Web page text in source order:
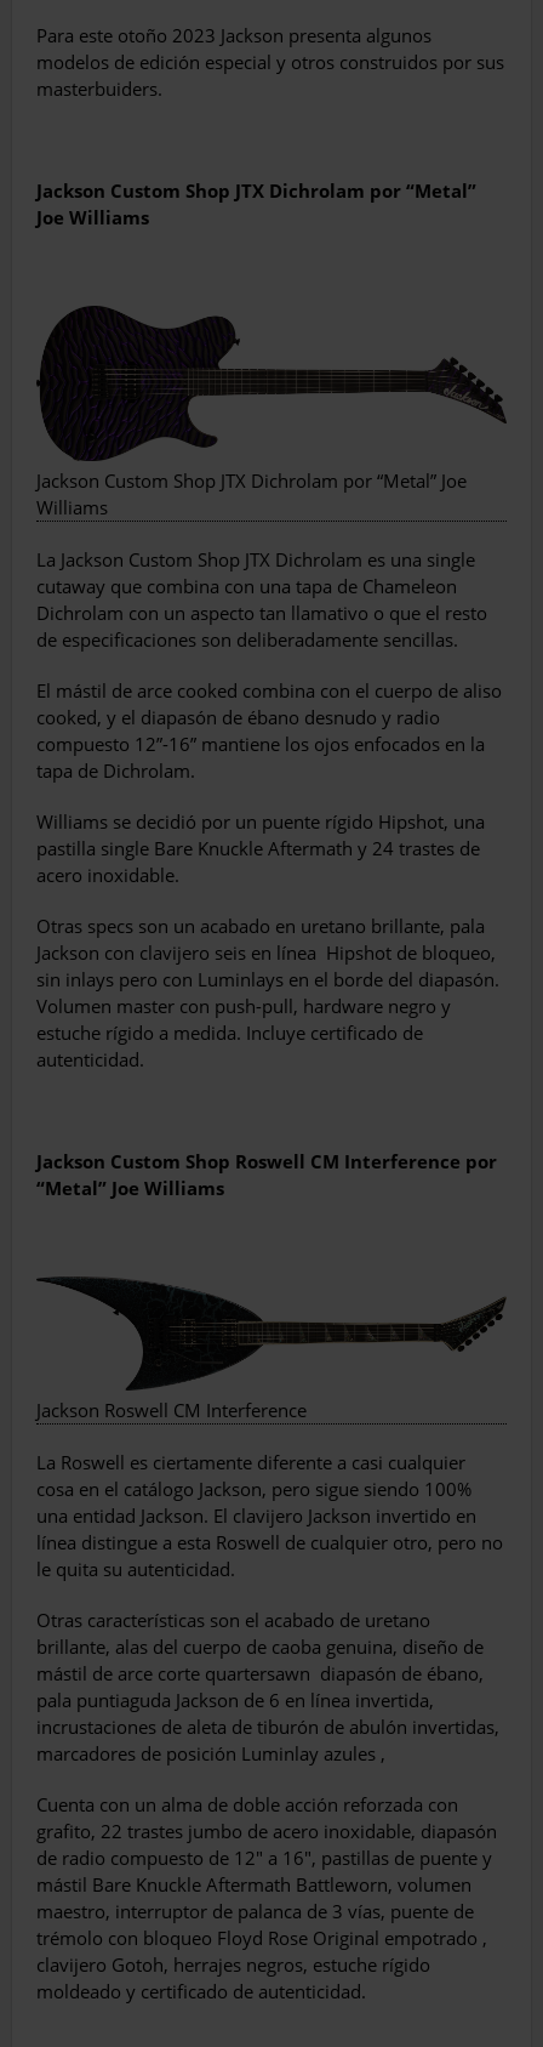
Para este otoño 2023 Jackson presenta algunos
modelos de edición especial y otros construidos por sus
masterbuiders.
Jackson Custom Shop JTX Dichrolam por “Metal”
Joe Williams
Jackson Custom Shop JTX Dichrolam por “Metal” Joe
Williams
La Jackson Custom Shop JTX Dichrolam es una single
cutaway que combina con una tapa de Chameleon
Dichrolam con un aspecto tan llamativo o que el resto
de especificaciones son deliberadamente sencillas.
El mástil de arce cooked combina con el cuerpo de aliso
cooked, y el diapasón de ébano desnudo y radio
compuesto 12”-16” mantiene los ojos enfocados en la
tapa de Dichrolam.
Williams se decidió por un puente rígido Hipshot, una
pastilla single Bare Knuckle Aftermath y 24 trastes de
acero inoxidable.
Otras specs son un acabado en uretano brillante, pala
Jackson con clavijero seis en línea Hipshot de bloqueo,
sin inlays pero con Luminlays en el borde del diapasón.
Volumen master con push-pull, hardware negro y
estuche rígido a medida. Incluye certificado de
autenticidad.
Jackson Custom Shop Roswell CM Interference por
“Metal” Joe Williams
Jackson Roswell CM Interference
La Roswell es ciertamente diferente a casi cualquier
cosa en el catálogo Jackson, pero sigue siendo 100%
una entidad Jackson. El clavijero Jackson invertido en
línea distingue a esta Roswell de cualquier otro, pero no
le quita su autenticidad.
Otras características son el acabado de uretano
brillante, alas del cuerpo de caoba genuina, diseño de
mástil de arce corte quartersawn diapasón de ébano,
pala puntiaguda Jackson de 6 en línea invertida,
incrustaciones de aleta de tiburón de abulón invertidas,
marcadores de posición Luminlay azules ,
Cuenta con un alma de doble acción reforzada con
grafito, 22 trastes jumbo de acero inoxidable, diapasón
de radio compuesto de 12″ a 16″, pastillas de puente y
mástil Bare Knuckle Aftermath Battleworn, volumen
maestro, interruptor de palanca de 3 vías, puente de
trémolo con bloqueo Floyd Rose Original empotrado ,
clavijero Gotoh, herrajes negros, estuche rígido
moldeado y certificado de autenticidad.